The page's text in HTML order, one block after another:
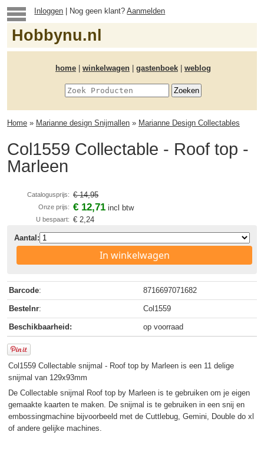
Inloggen | Nog geen klant?Aanmelden
Hobbynu.nl
home winkelwagen gastenboek weblog
Home » Marianne design Snijmallen » Marianne Design Collectables
Col1559 Collectable - Roof top -
Marleen
Catalogusprijs: € 14,95
Onze prijs: € 12,71 incl btw
U bespaart: € 2,24
Aantal:
In winkelwagen
Barcode: 8716697071682
Bestelnr: Col1559
Beschikbaarheid: op voorraad
Col1559 Collectable snijmal - Roof top by Marleen is een 11 delige
snijmal van 129x93mm
De Collectable snijmal Roof top by Marleen is te gebruiken om je eigen
gemaakte kaarten te maken. De snijmal is te gebruiken in een snij en
embossingmachine bijvoorbeeld met de Cuttlebug, Gemini, Double do xl
of andere gelijke machines.